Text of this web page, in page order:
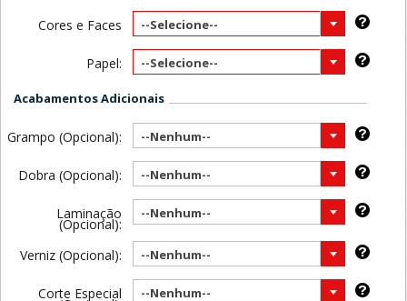
Cores e Faces --Selecione--
Papel: --Selecione--
Acabamentos Adicionais
Grampo (Opcional): --Nenhum--
Dobra (Opcional): --Nenhum--
Laminação
(Opcional):
--Nenhum--
Verniz (Opcional): --Nenhum--
Corte Especial --Nenhum--